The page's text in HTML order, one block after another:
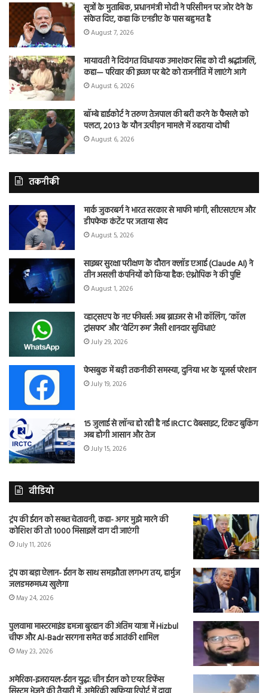
सूत्रों के मुताबिक, प्रधानमंत्री मोदी ने परिसीमन पर जोर देने के
संकेत दिए, कहा कि एनडीए के पास बहुमत है
August 7, 2026
मायावती ने दिवंगत विधायक उमाशंकर सिंह को दी श्रद्धांजलि,
कहा— परिवार की इच्छा पर बेटे को राजनीति में लाएंगे आगे
August 6, 2026
बॉम्बे हाईकोर्ट ने तरुण तेजपाल की बरी करने के फैसले को
पलटा, 2013 के यौन उत्पीड़न मामले में ठहराया दोषी
August 6, 2026
तकनीकी
मार्क जुकरबर्ग ने भारत सरकार से माफी मांगी, सीएसएएम और
डीपफेक कंटेंट पर जताया खेद
August 5, 2026
साइबर सुरक्षा परीक्षण के दौरान क्लॉड एआई (Claude AI) ने
तीन असली कंपनियों को किया हैक: एंथ्रोपिक ने की पुष्टि
August 1, 2026
व्हाट्सएप के नए फीचर्स: अब ब्राउजर से भी कॉलिंग, ‘कॉल
ट्रांसफर’ और ‘वेटिंग रूम’ जैसी शानदार सुविधाएं
July 29, 2026
फेसबुक में बड़ी तकनीकी समस्या, दुनिया भर के यूजर्स परेशान
July 19, 2026
15 जुलाई से लॉन्च हो रही है नई IRCTC वेबसाइट, टिकट बुकिंग
अब होगी आसान और तेज
July 15, 2026
वीडियो
ट्रंप की ईरान को सख्त चेतावनी, कहा- अगर मुझे मारने की
कोशिश की तो 1000 मिसाइलें दाग दी जाएंगी
July 11, 2026
ट्रंप का बड़ा ऐलान- ईरान के साथ समझौता लगभग तय, हार्मुज
जलडमरूमध्य खुलेगा
May 24, 2026
पुलवामा मास्टरमाइंड हमजा बुरहान की अंतिम यात्रा में Hizbul
चीफ और Al-Badr सरगना समेत कई आतंकी शामिल
May 23, 2026
अमेरिका-इजरायल-ईरान युद्ध: चीन ईरान को एयर डिफेंस